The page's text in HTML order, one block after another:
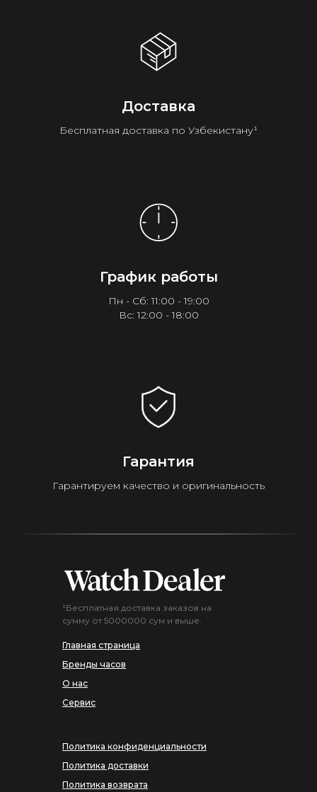
Доставка
Бесплатная доставка по Узбекистану¹
График работы
Пн - Сб: 11:00 - 19:00
Вс: 12:00 - 18:00
Гарантия
Гарантируем качество и оригинальность
Главная страница
Бренды часов
О нас
Сервис
¹Бесплатная доставка заказов на
сумму от 5000000 сум и выше.
Политика конфиденциальности
Политика доставки
Политика возврата